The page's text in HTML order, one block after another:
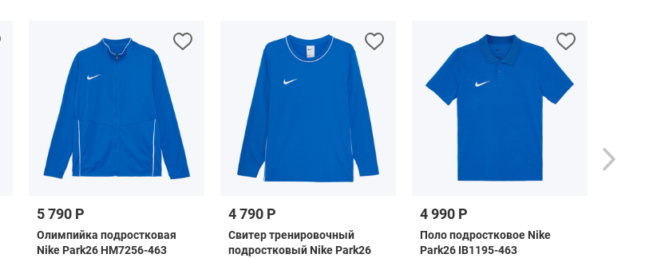
5 790 Р
Олимпийка подростковая
Nike Park26 HM7256-463
4 790 Р
Свитер тренировочный
подростковый Nike Park26
4 990 Р
Поло подростковое Nike
Park26 IB1195-463